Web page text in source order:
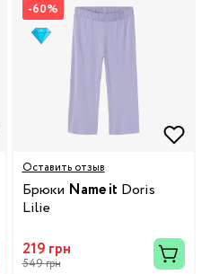
-60%
Оставить отзыв
Брюки Name it Doris
Lilie
219 грн
549 грн